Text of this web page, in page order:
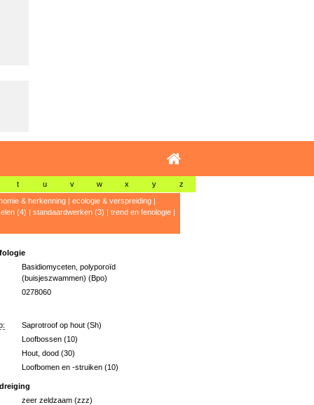
t u v w x y z
& herkenning| ecologie & verspreiding|
(4) | standaardwerken (3) | trend en fenologie|
Basidiomyceten, polyporoïd
(buisjeszwammen) (Bpo)
0278060
Saprotroof op hout (Sh)
Loofbossen (10)
Hout, dood (30)
Loofbomen en -struiken (10)
zeer zeldzaam (zzz)